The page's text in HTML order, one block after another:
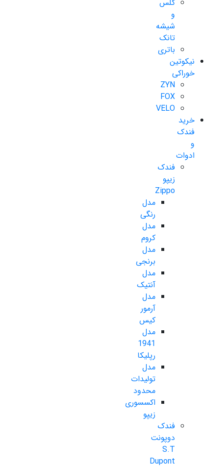
گلس
و
شیشه
تانک
باتری
نیکوتین
خوراکی
ZYN
FOX
VELO
خرید
فندک
و
ادوات
فندک
زیپو
Zippo
مدل
رنگی
مدل
کروم
مدل
برنجی
مدل
آنتیک
مدل
آرمور
کیس
مدل
1941
رپلیکا
مدل
تولیدات
محدود
اکسسوری
زیپو
فندک
دوپونت
S.T
Dupont